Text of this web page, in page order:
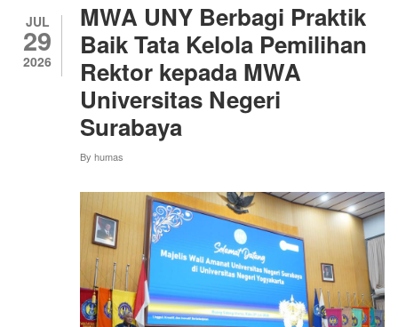
GUWOSARI
MELALUI
EDUKASI
BAHAYA
JUDI
ONLINE
DAN
PINJAMAN
JUL
29
2026
MWA UNY Berbagi Praktik
Baik Tata Kelola Pemilihan
Rektor kepada MWA
Universitas Negeri
Surabaya
By humas